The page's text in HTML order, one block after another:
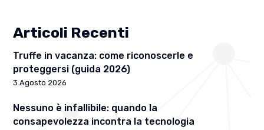
Articoli Recenti
Truffe in vacanza: come riconoscerle e
proteggersi (guida 2026)
3 Agosto 2026
Nessuno è infallibile: quando la
consapevolezza incontra la tecnologia